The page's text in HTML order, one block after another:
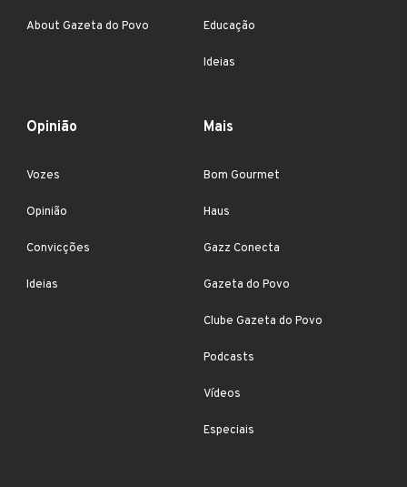
About Gazeta do Povo Educação
Ideias
Opinião
Vozes
Opinião
Convicções
Ideias
Mais
Bom Gourmet
Haus
Gazz Conecta
Gazeta do Povo
Clube Gazeta do Povo
Podcasts
Vídeos
Especiais